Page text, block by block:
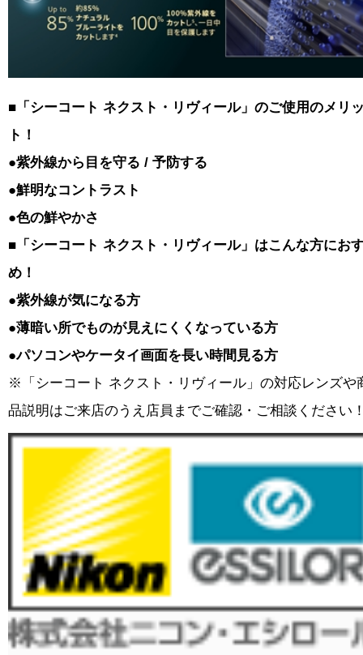
■「シーコート ネクスト・リヴィール」のご使用のメリ
ト！
●紫外線から目を守る / 予防する
●鮮明なコントラスト
●色の鮮やかさ
■「シーコート ネクスト・リヴィール」はこんな方にお
め！
●紫外線が気になる方
●薄暗い所でものが見えにくくなっている方
●パソコンやケータイ画面を長い時間見る方
※「シーコート ネクスト・リヴィール」の対応レンズや
品説明はご来店のうえ店員までご確認・ご相談ください